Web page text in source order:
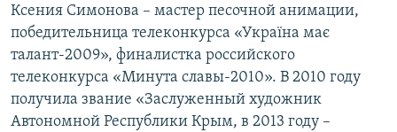
Ксения Симонова – мастер песочной анимации,
победительница телеконкурса «Україна має
талант-2009», финалистка российского
телеконкурса «Минута славы-2010». В 2010 году
получила звание «Заслуженный художник
Автономной Республики Крым, в 2013 году –